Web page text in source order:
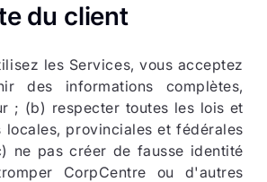
du client
les Services, vous acceptez
des informations complètes,
; (b) respecter toutes les lois et
locales, provinciales et fédérales
ne pas créer de fausse identité
CorpCentre ou d'autres